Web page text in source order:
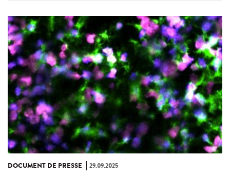
DOCUMENT DE PRESSE 29.09.2025